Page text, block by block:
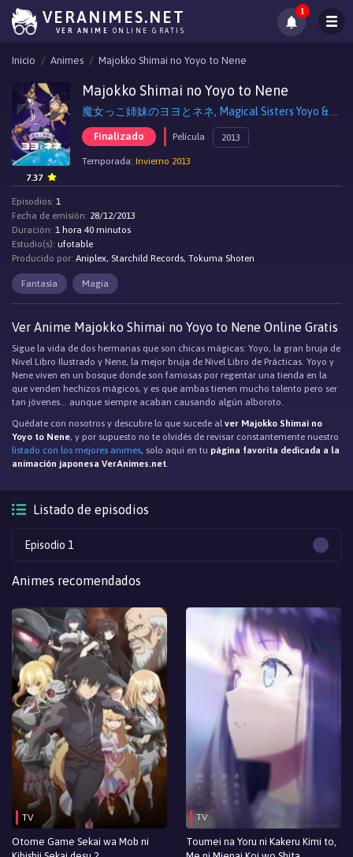
VERANIMES.NET
VER ANIME ONLINE GRATIS
1
Inicio Animes Majokko Shimai no Yoyo to Nene
Majokko Shimai no Yoyo to Nene
Finalizado Película 2013
Temporada: Invierno 2013
7.37
Episodios: 1
Fecha de emisión: 28/12/2013
Duración: 1 hora 40 minutos
Estudio(s): ufotable
Producido por: Aniplex, Starchild Records, Tokuma Shoten
Fantasía Magia
Ver Anime Majokko Shimai no Yoyo to Nene Online Gratis
Sigue la vida de dos hermanas que son chicas mágicas: Yoyo, la gran bruja de
Nivel Libro Ilustrado y Nene, la mejor bruja de Nivel Libro de Prácticas. Yoyo y
Nene viven en un bosque donde son famosas por regentar una tienda en la
que venden hechizos mágicos, y es que ambas tienen mucho talento pero ser
tan jóvenes… aunque siempre acaban causando algún alboroto.
Quédate con nosotros y descubre lo que sucede al ver Majokko Shimai no
Yoyo to Nene, y por supuesto no te olvidés de revisar constantemente nuestro
listado con los mejores animes, solo aqui en tu página favorita dedicada a la
animación japonesa VerAnimes.net
Listado de episodios
Episodio 1
Animes recomendados
TV
Otome Game Sekai wa Mob ni
TV
Toumei na Yoru ni Kakeru Kimi to,